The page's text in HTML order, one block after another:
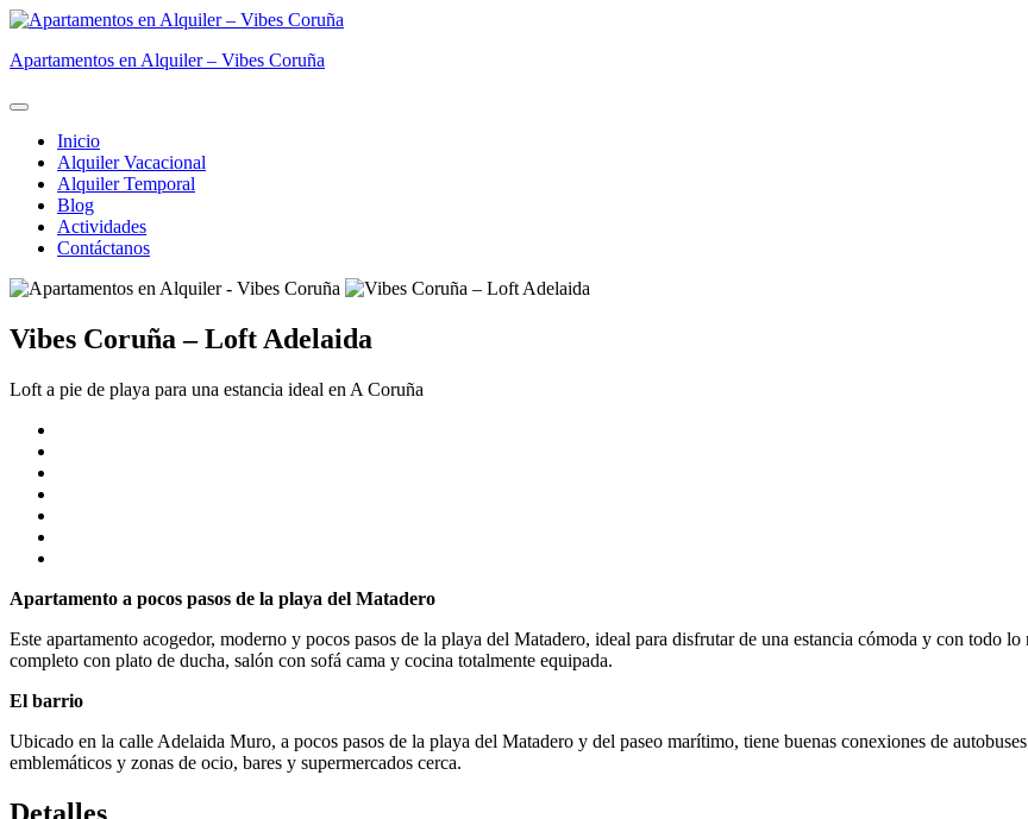
Skip
content
Apartamentos en Alquiler – Vibes Coruña
Inicio
Alquiler Vacacional
Alquiler Temporal
Blog
Actividades
Contáctanos
Vibes Coruña – Loft Adelaida
Loft a pie de playa para una estancia ideal en A Coruña
Apartamento a pocos pasos de la playa del Matadero
Este apartamento acogedor, moderno y pocos pasos de la playa del Matadero, ideal para disfrutar de una estancia cómoda y con todo
completo con plato de ducha, salón con sofá cama y cocina totalmente equipada.
El barrio
Ubicado en la calle Adelaida Muro, a pocos pasos de la playa del Matadero y del paseo marítimo, tiene buenas conexiones de
emblemáticos y zonas de ocio, bares y supermercados cerca.
Detalles